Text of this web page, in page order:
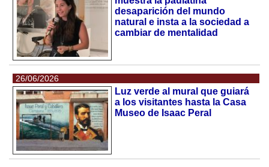
desaparición del mundo
natural e insta a la sociedad a
cambiar de mentalidad
26/06/2026
Luz verde al mural que guiará
a los visitantes hasta la Casa
Museo de Isaac Peral